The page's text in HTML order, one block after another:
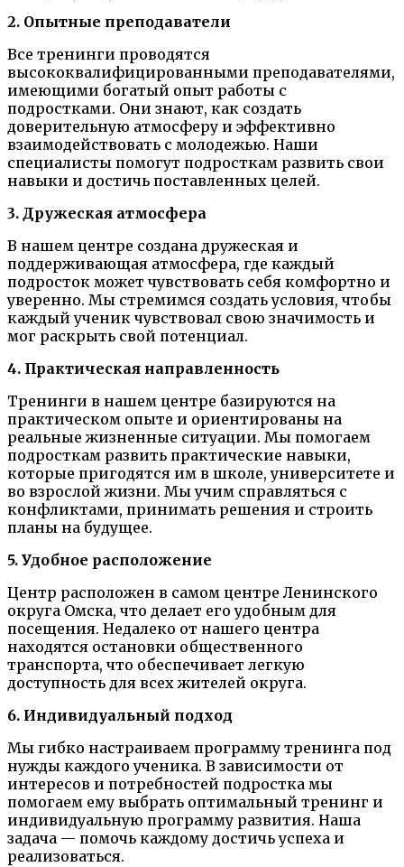
2. Опытные преподаватели
Все тренинги проводятся
высококвалифицированными преподавателями,
имеющими богатый опыт работы с
подростками. Они знают, как создать
доверительную атмосферу и эффективно
взаимодействовать с молодежью. Наши
специалисты помогут подросткам развить свои
навыки и достичь поставленных целей.
3. Дружеская атмосфера
В нашем центре создана дружеская и
поддерживающая атмосфера, где каждый
подросток может чувствовать себя комфортно и
уверенно. Мы стремимся создать условия, чтобы
каждый ученик чувствовал свою значимость и
мог раскрыть свой потенциал.
4. Практическая направленность
Тренинги в нашем центре базируются на
практическом опыте и ориентированы на
реальные жизненные ситуации. Мы помогаем
подросткам развить практические навыки,
которые пригодятся им в школе, университете и
во взрослой жизни. Мы учим справляться с
конфликтами, принимать решения и строить
планы на будущее.
5. Удобное расположение
Центр расположен в самом центре Ленинского
округа Омска, что делает его удобным для
посещения. Недалеко от нашего центра
находятся остановки общественного
транспорта, что обеспечивает легкую
доступность для всех жителей округа.
6. Индивидуальный подход
Мы гибко настраиваем программу тренинга под
нужды каждого ученика. В зависимости от
интересов и потребностей подростка мы
помогаем ему выбрать оптимальный тренинг и
индивидуальную программу развития. Наша
задача — помочь каждому достичь успеха и
реализоваться.